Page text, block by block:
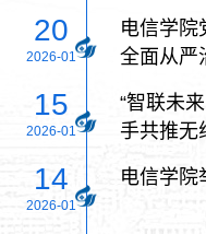
20
2026-01
电信学院
全面从严
15
2026-01
‌“智联未
手共推无
14
2026-01
电信学院